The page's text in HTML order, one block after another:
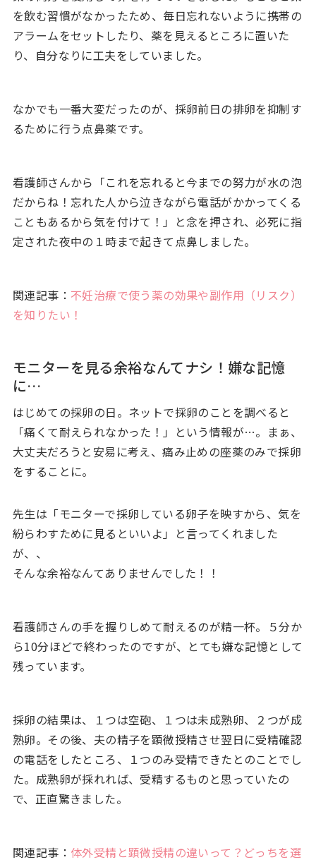
を飲む習慣がなかったため、毎日忘れないように携帯の
アラームをセットしたり、薬を見えるところに置いた
り、自分なりに工夫をしていました。
なかでも一番大変だったのが、採卵前日の排卵を抑制す
るために行う点鼻薬です。
看護師さんから「これを忘れると今までの努力が水の泡
だからね！忘れた人から泣きながら電話がかかってくる
こともあるから気を付けて！」と念を押され、必死に指
定された夜中の１時まで起きて点鼻しました。
関連記事： 不妊治療で使う薬の効果や副作用（リスク）
を知りたい！
モニターを見る余裕なんてナシ！嫌な記憶
に…
はじめての採卵の日。ネットで採卵のことを調べると
「痛くて耐えられなかった！」という情報が…。まぁ、
大丈夫だろうと安易に考え、痛み止めの座薬のみで採卵
をすることに。
先生は「モニターで採卵している卵子を映すから、気を
紛らわすために見るといいよ」と言ってくれました
が、、
そんな余裕なんてありませんでした！！
看護師さんの手を握りしめて耐えるのが精一杯。５分か
ら10分ほどで終わったのですが、とても嫌な記憶として
残っています。
採卵の結果は、１つは空砲、１つは未成熟卵、２つが成
熟卵。その後、夫の精子を顕微授精させ翌日に受精確認
の電話をしたところ、１つのみ受精できたとのことでし
た。成熟卵が採れれば、受精するものと思っていたの
で、正直驚きました。
関連記事： 体外受精と顕微授精の違いって？どっちを選